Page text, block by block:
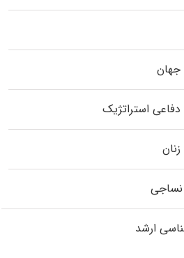
جهان
استراتژیک
نساجی
ارشد